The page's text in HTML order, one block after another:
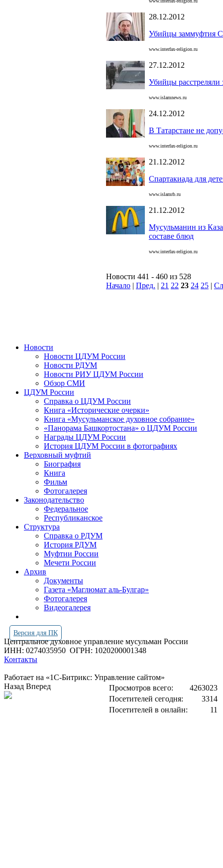
28.12.2012
Убийцы заммуфтия
www.interfax-religion.ru
27.12.2012
Убийцы расстреляли
www.islamnews.ru
24.12.2012
В Татарстане не
www.interfax-religion.ru
21.12.2012
Спартакиада для
www.islamrb.ru
21.12.2012
Мусульманин из
составе блюд
www.interfax-religion.ru
Новости 441 - 460 из 528
Начало | Пред. | 21 22 23 24 25 |
Новости
Новости ЦДУМ России
Новости РДУМ
Новости РИУ ЦДУМ России
Обзор СМИ
ЦДУМ России
Справка о ЦДУМ России
Книга «Исторические очерки»
Книга «Мусульманское духовное собрание»
«Панорама Башкортостана» о ЦДУМ России
Награды ЦДУМ России
История ЦДУМ России в фотографиях
Верховный муфтий
Биография
Книга
Фильм
Фотогалерея
Законодательство
Федеральное
Республиканское
Структура
Справка о РДУМ
История РДУМ
Муфтии России
Мечети России
Архив
Документы
Газета «Маглюмат аль-Булгар»
Фотогалерея
Видеогалерея
Версия для ПК
Центральное духовное управление мусульман России
ИНН: 0274035950 ОГРН: 1020200001348
Контакты
Работает на «1С-Битрикс: Управление сайтом»
Просмотров всего:
4263023
Посетителей сегодня:
3314
Посетителей в онлайн:
11
Назад Вперед